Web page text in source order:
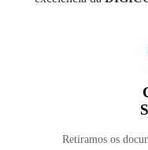
Retiramos os